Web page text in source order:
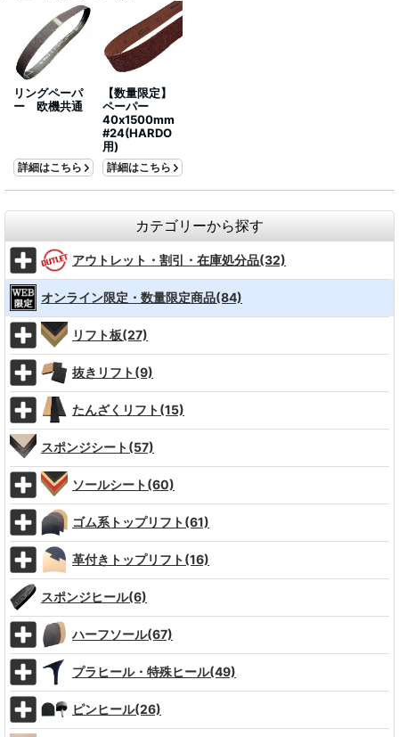
リングペーパ
ー 欧機共通
詳細はこちら
【数量限定】
ペーパー
40x1500mm
#24(HARDO
用)
詳細はこちら
カテゴリーから探す
アウトレット・割引・在庫処分品(32)
オンライン限定・数量限定商品(84)
リフト板(27)
抜きリフト(9)
たんざくリフト(15)
スポンジシート(57)
ソールシート(60)
ゴム系トップリフト(61)
革付きトップリフト(16)
スポンジヒール(6)
ハーフソール(67)
プラヒール・特殊ヒール(49)
ピンヒール(26)